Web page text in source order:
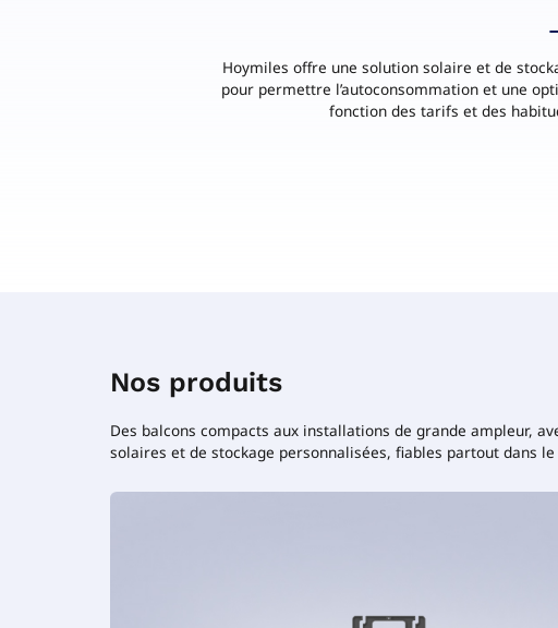
Hoymiles offre une solution solaire et de
pour permettre l’autoconsommation et une
fonction des tarifs et des
Nos produits
Des balcons compacts aux installations de grande ampleur,
solaires et de stockage personnalisées, fiables partout dans le